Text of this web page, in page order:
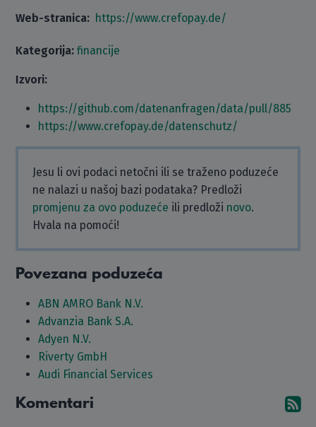
Web-stranica: https://www.crefopay.de/
Kategorija: financije
Izvori:
https://github.com/datenanfragen/data/pull/885
https://www.crefopay.de/datenschutz/
Jesu li ovi podaci netočni ili se traženo poduzeće
ne nalazi u našoj bazi podataka? Predloži
promjenu za ovo poduzeće ili predloži novo.
Hvala na pomoći!
Povezana poduzeća
ABN AMRO Bank N.V.
Advanzia Bank S.A.
Adyen N.V.
Riverty GmbH
Audi Financial Services
Komentari